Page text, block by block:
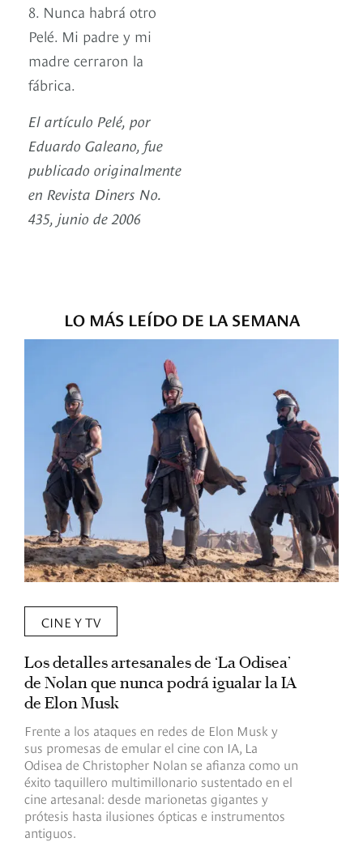
8. Nunca habrá otro
Pelé. Mi padre y mi
madre cerraron la
fábrica.
El artículo Pelé, por
Eduardo Galeano, fue
publicado originalmente
en Revista Diners No.
435, junio de 2006
LO MÁS LEÍDO DE LA SEMANA
CINE Y TV
Los detalles artesanales de ‘La Odisea’
de Nolan que nunca podrá igualar la IA
de Elon Musk
Frente a los ataques en redes de Elon Musk y
sus promesas de emular el cine con IA, La
Odisea de Christopher Nolan se afianza como un
éxito taquillero multimillonario sustentado en el
cine artesanal: desde marionetas gigantes y
prótesis hasta ilusiones ópticas e instrumentos
antiguos.